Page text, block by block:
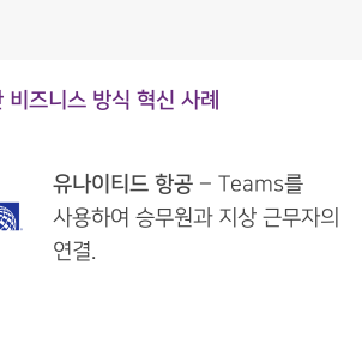
즈니스 방식 혁신 사례
유나이티드 항공 – Teams를
사용하여 승무원과 지상 근무자의
연결.